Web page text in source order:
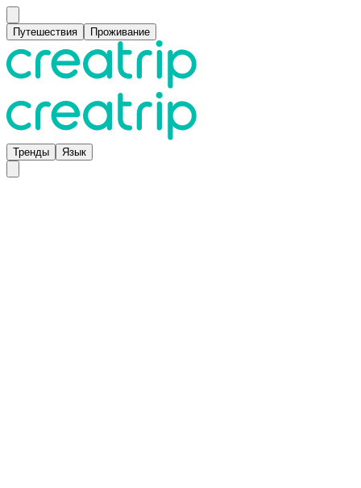
Путешествия Проживание
Тренды Язык